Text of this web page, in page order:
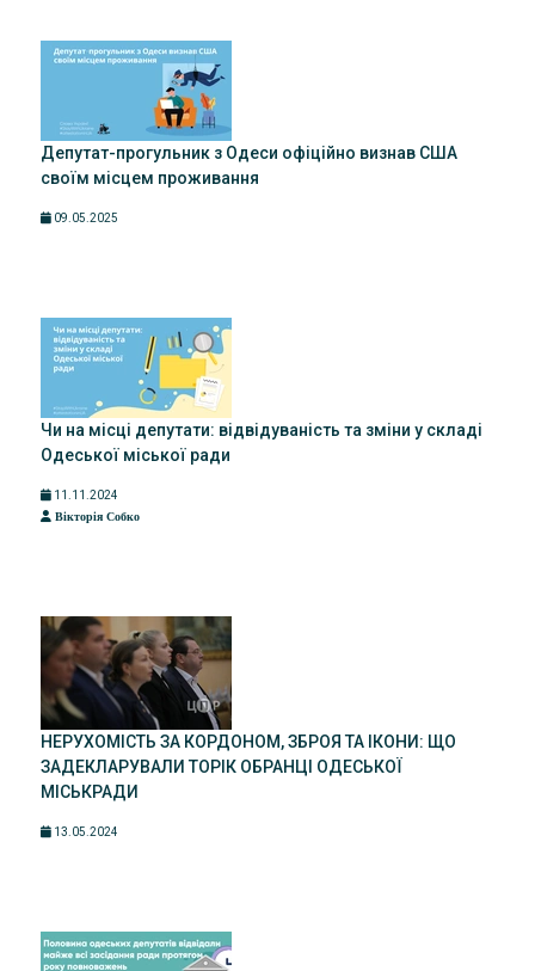
Депутат-прогульник з Одеси офіційно визнав США
своїм місцем проживання
09.05.2025
Чи на місці депутати: відвідуваність та зміни у складі
Одеської міської ради
11.11.2024
Вікторія Собко
НЕРУХОМІСТЬ ЗА КОРДОНОМ, ЗБРОЯ ТА ІКОНИ: ЩО
ЗАДЕКЛАРУВАЛИ ТОРІК ОБРАНЦІ ОДЕСЬКОЇ
МІСЬКРАДИ
13.05.2024